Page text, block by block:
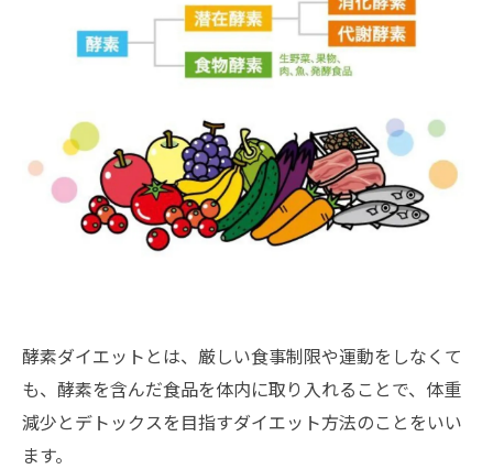
酵素ダイエットとは、厳しい食事制限や運動をしなくて
も、酵素を含んだ食品を体内に取り入れることで、体重
減少とデトックスを目指すダイエット方法のことをいい
ます。